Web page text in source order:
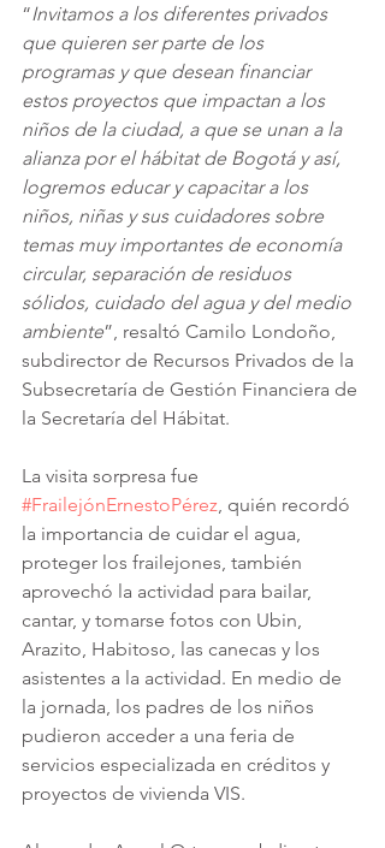
“Invitamos a los diferentes privados
que quieren ser parte de los
programas y que desean financiar
estos proyectos que impactan a los
niños de la ciudad, a que se unan a la
alianza por el hábitat de Bogotá y así,
logremos educar y capacitar a los
niños, niñas y sus cuidadores sobre
temas muy importantes de economía
circular, separación de residuos
sólidos, cuidado del agua y del medio
ambiente”, resaltó Camilo Londoño,
subdirector de Recursos Privados de la
Subsecretaría de Gestión Financiera de
la Secretaría del Hábitat.
La visita sorpresa fue
#FrailejónErnestoPérez , quién recordó
la importancia de cuidar el agua,
proteger los frailejones, también
aprovechó la actividad para bailar,
cantar, y tomarse fotos con Ubin,
Arazito, Habitoso, las canecas y los
asistentes a la actividad. En medio de
la jornada, los padres de los niños
pudieron acceder a una feria de
servicios especializada en créditos y
proyectos de vivienda VIS.